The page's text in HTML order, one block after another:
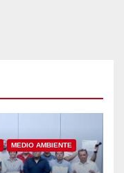
MEDIO AMBIENTE